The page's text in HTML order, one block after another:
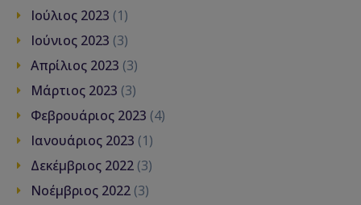
Ιούλιος 2023 (1)
Ιούνιος 2023 (3)
Απρίλιος 2023 (3)
Μάρτιος 2023 (3)
Φεβρουάριος 2023 (4)
Ιανουάριος 2023 (1)
Δεκέμβριος 2022 (3)
Νοέμβριος 2022 (3)